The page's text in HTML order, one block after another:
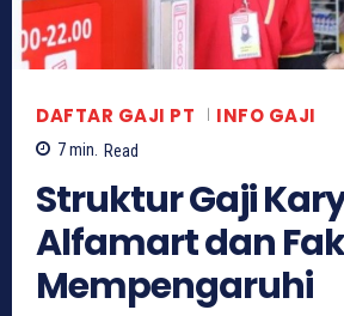
DAFTAR GAJI PT INFO GAJI
7min. Read
Struktur Gaji
Alfamart dan
Mempengaruhi